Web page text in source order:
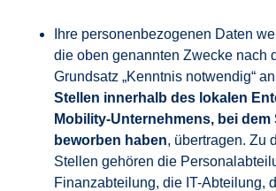
Ihre personenbezogenen Daten
die oben genannten Zwecke nach
Grundsatz „Kenntnis notwendig“
Stellen innerhalb des lokalen
Mobility-Unternehmens, bei dem
beworben haben, übertragen. Zu
Stellen gehören die
Finanzabteilung, die IT-Abteilung,